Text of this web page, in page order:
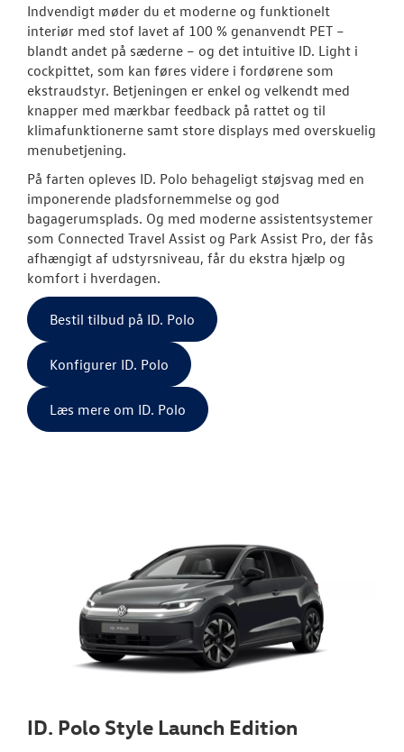
ID.4
Aktuelle
ID.5
T-Roc
TILBEHØR
RESERVEDELE
Indvendigt møder du et moderne og funktionelt
interiør med stof lavet af 100 % genanvendt PET –
blandt andet på sæderne – og det intuitive ID. Light i
cockpittet, som kan føres videre i fordørene som
ekstraudstyr. Betjeningen er enkel og velkendt med
knapper med mærkbar feedback på rattet og til
klimafunktionerne samt store displays med overskuelig
menubetjening.
På farten opleves ID. Polo behageligt støjsvag med en
imponerende pladsfornemmelse og god
bagagerumsplads. Og med moderne assistentsystemer
som Connected Travel Assist og Park Assist Pro, der fås
afhængigt af udstyrsniveau, får du ekstra hjælp og
komfort i hverdagen.
Bestil tilbud på ID. Polo
Konfigurer ID. Polo
Læs mere om ID. Polo
ID. Polo Style Launch Edition